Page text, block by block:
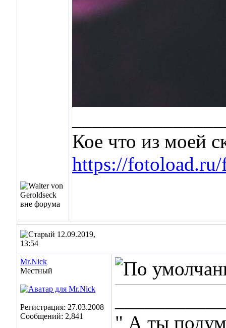
Кое что из моей
https://
12.09.2019,
13:54
Mr.Nick
Местный
Регистрация: 27.03.2008
Сообщений: 2,841
" А ты